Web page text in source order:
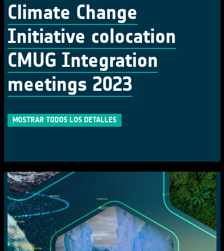
Climate Change
Initiative colocation
CMUG Integration
meetings 2023
MOSTRAR TODOS LOS DETALLES